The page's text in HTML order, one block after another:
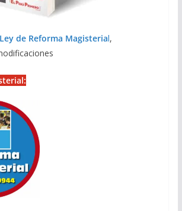
Ley de Reforma Magisterial,